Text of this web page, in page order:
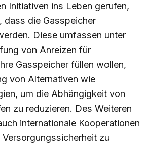
Initiativen ins Leben gerufen,
dass die Gasspeicher
Diese umfassen unter
von Anreizen für
Gasspeicher füllen wollen,
von Alternativen wie
um die Abhängigkeit von
zu reduzieren. Des Weiteren
internationale Kooperationen
zu